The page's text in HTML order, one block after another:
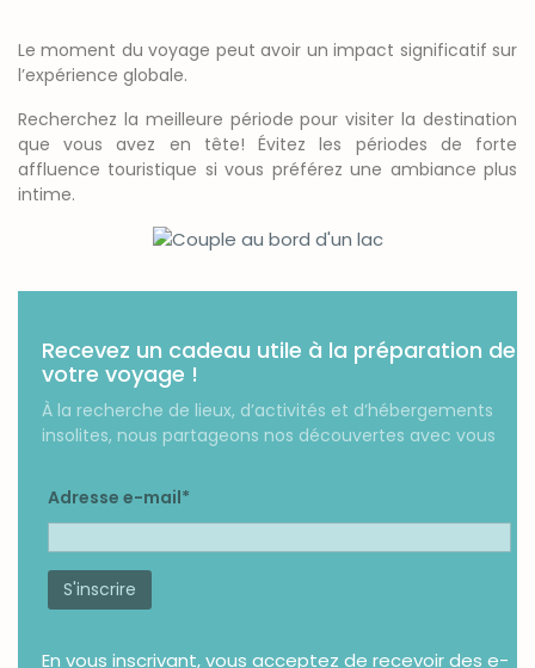
Le moment du voyage peut avoir un impact significatif sur
l’expérience globale.
Recherchez la meilleure période pour visiter la destination
que vous avez en tête! Évitez les périodes de forte
affluence touristique si vous préférez une ambiance plus
intime.
Recevez un cadeau utile à la préparation de
votre voyage !
À la recherche de lieux, d’activités et d’hébergements
insolites, nous partageons nos découvertes avec vous
Adresse e-mail*
En vous inscrivant, vous acceptez de recevoir des e-